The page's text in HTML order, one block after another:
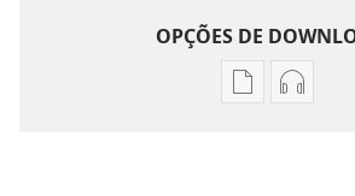
OPÇÕES DE
OpçõesOpções